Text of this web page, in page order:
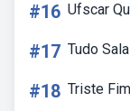
#16 Ufscar
#17 Tudo
#18 Triste